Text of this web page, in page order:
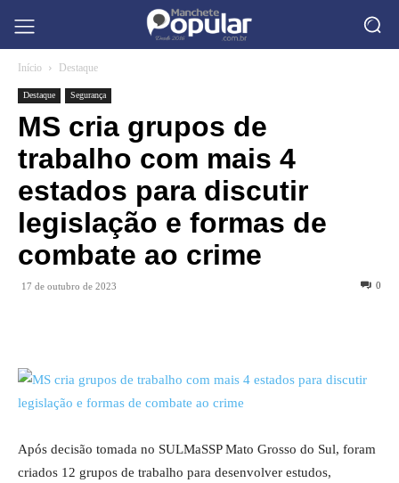
Início Destaque
Destaque Segurança
MS cria grupos de
trabalho com mais 4
estados para discutir
legislação e formas de
combate ao crime
17 de outubro de 2023 0
Após decisão tomada no SULMaSSP Mato Grosso do Sul, foram
criados 12 grupos de trabalho para desenvolver estudos,